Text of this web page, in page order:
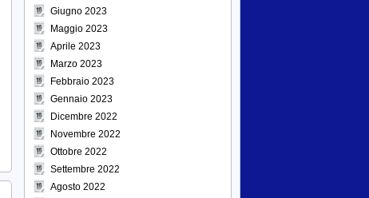
Giugno 2023
Maggio 2023
Aprile 2023
Marzo 2023
Febbraio 2023
Gennaio 2023
Dicembre 2022
Novembre 2022
Ottobre 2022
Settembre 2022
Agosto 2022